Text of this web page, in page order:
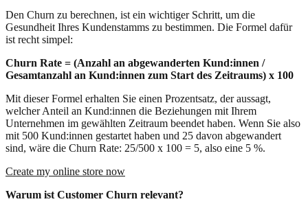
Den Churn zu berechnen, ist ein wichtiger Schritt, um die
Gesundheit Ihres Kundenstamms zu bestimmen. Die Formel dafür
ist recht simpel:
Churn Rate = (Anzahl an abgewanderten Kund:innen /
Gesamtanzahl an Kund:innen zum Start des Zeitraums) x 100
Mit dieser Formel erhalten Sie einen Prozentsatz, der aussagt,
welcher Anteil an Kund:innen die Beziehungen mit Ihrem
Unternehmen im gewählten Zeitraum beendet haben. Wenn Sie also
mit 500 Kund:innen gestartet haben und 25 davon abgewandert
sind, wäre die Churn Rate: 25/500 x 100 = 5, also eine 5 %.
Create my online store now
Warum ist Customer Churn relevant?